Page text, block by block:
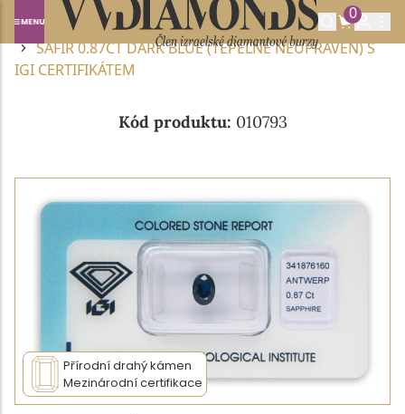
0
Domů DRAHOKAMY A POLODRAHOKAMY
SAFÍR
SAFÍR 0.87CT DARK BLUE (TEPELNĚ NEUPRAVEN) S
IGI CERTIFIKÁTEM
Kód produktu: 010793
Přírodní drahý kámen
Mezinárodní certifikace